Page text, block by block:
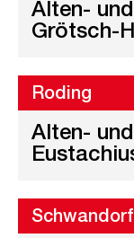
Alten-
Grötsch-
Roding
Alten-
Schwandorf